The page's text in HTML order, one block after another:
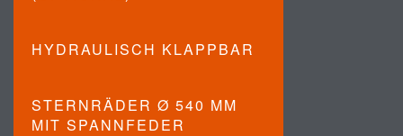
HYDRAULISCH KLAPPBAR
STERNRÄDER Ø 540 MM
MIT SPANNFEDER